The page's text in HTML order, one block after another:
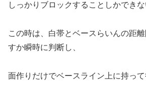
しっかりブロックすることしかできな
この時は、白帯とベースらいんの距
すか瞬時に判断し、
面作りだけでベースライン上に持って